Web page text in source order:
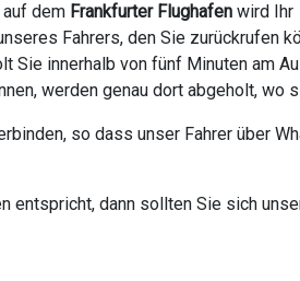
dem Frankfurter Flughafen wird Ihr
Fahrers, den Sie zurückrufen
Sie innerhalb von fünf Minuten am
werden genau dort abgeholt, wo
so dass unser Fahrer über
entspricht, dann sollten Sie sich